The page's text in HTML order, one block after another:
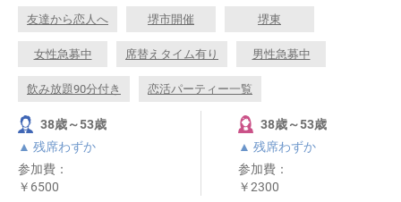
友達から恋人へ 堺市開催 堺東
女性急募中 席替えタイム有り 男性急募中
飲み放題90分付き 恋活パーティー一覧
38歳～53歳
▲ 残席わずか
参加費：
￥6500
38歳～53歳
▲ 残席わずか
参加費：
￥2300